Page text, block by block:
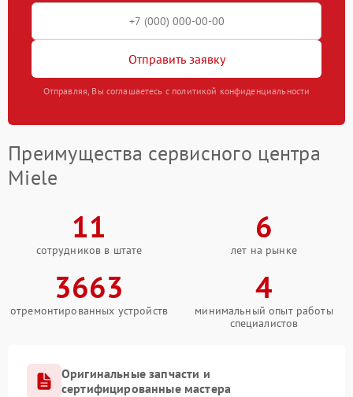
Отправить заявку
Отправляя, Вы соглашаетесь с политикой конфиденциальности
Преимущества сервисного центра
Miele
11
сотрудников в штате
6
лет на рынке
3663
отремонтированных устройств
4
минимальный опыт работы
специалистов
Оригинальные запчасти и
сертифицированные мастера